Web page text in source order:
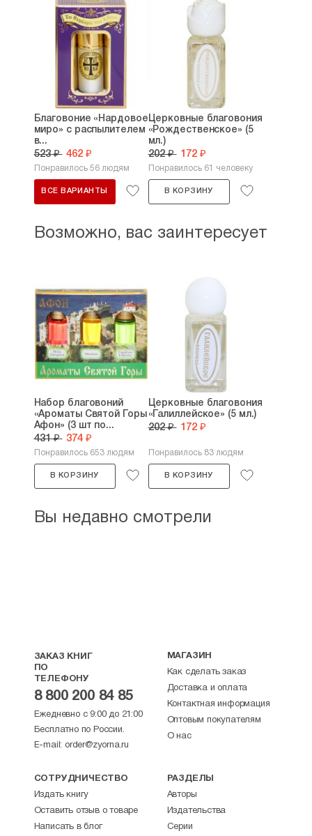
Благовоние «Нардовое
миро» с распылителем
в...
523 ₽ 462 ₽
Понравилось 56 людям
ВСЕ ВАРИАНТЫ
Церковные благовония
«Рождественское» (5
мл.)
202 ₽ 172 ₽
Понравилось 61 человеку
В КОРЗИНУ
Возможно, вас заинтересует
Набор благовоний
«Ароматы Святой Горы
Афон» (3 шт по...
431 ₽ 374 ₽
Понравилось 653 людям
В КОРЗИНУ
Церковные благовония
«Галиллейское» (5 мл.)
202 ₽ 172 ₽
Понравилось 83 людям
В КОРЗИНУ
Вы недавно смотрели
ЗАКАЗ КНИГ
ПО
ТЕЛЕФОНУ
8 800 200 84 85
Ежедневно с 9:00 до 21:00
Бесплатно по России.
E-mail: order@zyorna.ru
МАГАЗИН
Как сделать заказ
Доставка и оплата
Контактная информация
Оптовым покупателям
О нас
СОТРУДНИЧЕСТВО
Издать книгу
Оставить отзыв о товаре
Написать в блог
РАЗДЕЛЫ
Авторы
Издательства
Серии